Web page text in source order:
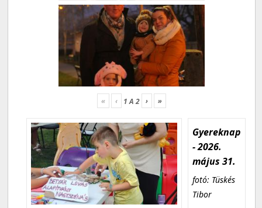
« ‹ 1A2 › »
Gyereknap
- 2026.
május 31.
fotó: Tüskés
Tibor